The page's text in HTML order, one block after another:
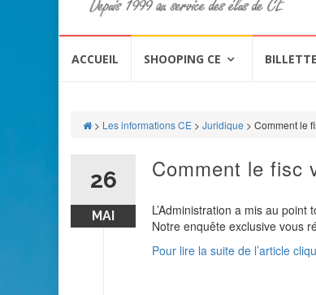
ACCUEIL SHOOPING CE
> Les informations CE > Juridique > Comment le
26
MAI
Comment le fisc
L’Administration a mis au
Notre enquête exclusive vous
Pour lire la suite de l’article